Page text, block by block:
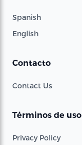
Spanish
English
Contacto
Contact Us
Términos de uso
Privacy Policy